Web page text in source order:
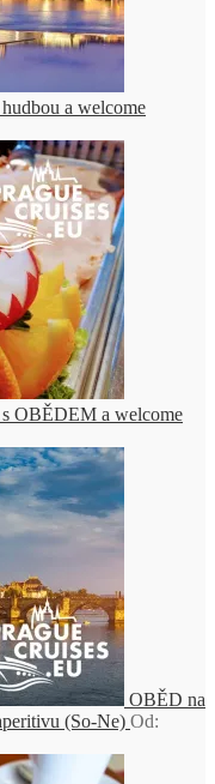
a welcome
OBĚDEM a welcome
OBĚD na
(So-Ne) Od: